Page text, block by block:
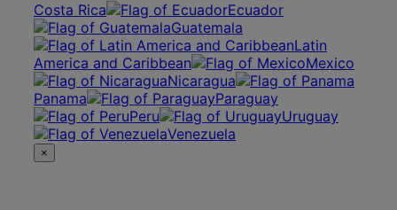
Costa Rica
Ecuador
Guatemala
Latin
America and Caribbean
Mexico
Nicaragua
Panama
Paraguay
Peru
Uruguay
Venezuela
×